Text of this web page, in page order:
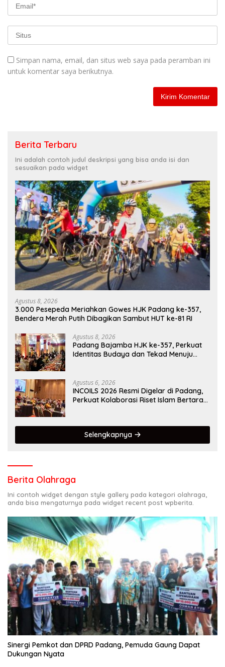
Simpan nama, email, dan situs web saya pada peramban ini
untuk komentar saya berikutnya.
Berita Terbaru
Ini adalah contoh judul deskripsi yang bisa anda isi dan
sesuaikan pada widget
Agustus 8, 2026
3.000 Pesepeda Meriahkan Gowes HJK Padang ke-357,
Bendera Merah Putih Dibagikan Sambut HUT ke-81 RI
Agustus 8, 2026
Padang Bajamba HJK ke-357, Perkuat
Identitas Budaya dan Tekad Menuju
Agustus 6, 2026
INCOILS 2026 Resmi Digelar di Padang,
Perkuat Kolaborasi Riset Islam Bertaraf
Selengkapnya
Berita Olahraga
Ini contoh widget dengan style gallery pada kategori olahraga,
anda bisa mengaturnya pada widget recent post wpberita.
Sinergi Pemkot dan DPRD Padang, Pemuda Gaung Dapat
Dukungan Nyata